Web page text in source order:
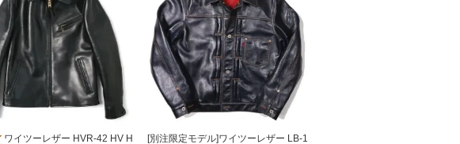
ワイツーレザー HVR-42 HV H
[別注限定モデル]ワイツーレザー LB-1